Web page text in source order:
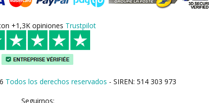
+1,3K opiniones Trustpilot
Todos los derechos reservados - SIREN: 514 303 973
Seguirnos: